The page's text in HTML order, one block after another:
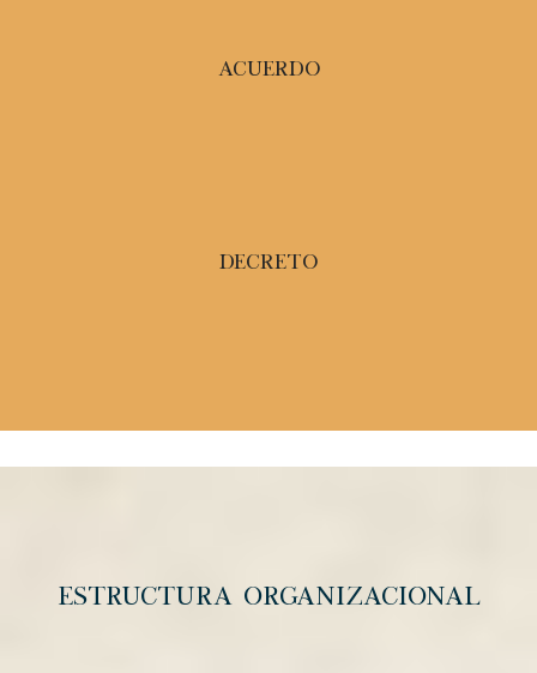
Acuerdo
Decreto
Estructura Organizacional